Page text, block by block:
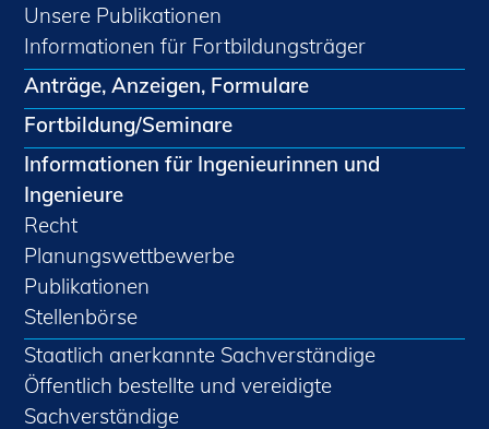
Unsere Publikationen
Informationen für Fortbildungsträger
Anträge, Anzeigen, Formulare
Fortbildung/Seminare
Informationen für Ingenieurinnen und
Ingenieure
Recht
Planungswettbewerbe
Publikationen
Stellenbörse
Staatlich anerkannte Sachverständige
Öffentlich bestellte und vereidigte
Sachverständige